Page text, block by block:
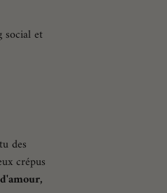
social et
des
crépus